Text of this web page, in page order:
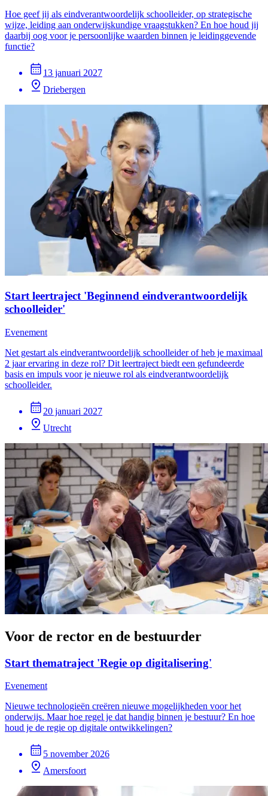
Hoe geef jij als eindverantwoordelijk schoolleider, op strategische
wijze, leiding aan onderwijskundige vraagstukken? En hoe houd jij
daarbij oog voor je persoonlijke waarden binnen je leidinggevende
functie?
13 januari 2027
Driebergen
Start leertraject 'Beginnend eindverantwoordelijk
schoolleider'
Evenement
Net gestart als eindverantwoordelijk schoolleider of heb je maximaal
2 jaar ervaring in deze rol? Dit leertraject biedt een gefundeerde
basis en impuls voor je nieuwe rol als eindverantwoordelijk
schoolleider.
20 januari 2027
Utrecht
Voor de rector en de bestuurder
Start thematraject 'Regie op digitalisering'
Evenement
Nieuwe technologieën creëren nieuwe mogelijkheden voor het
onderwijs. Maar hoe regel je dat handig binnen je bestuur? En hoe
houd je de regie op digitale ontwikkelingen?
5 november 2026
Amersfoort